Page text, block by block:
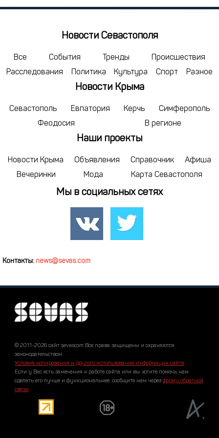
29 30 1
сегодня
Новости Севастополя
Все События Тренды
Происшествия
Расследования
Политика Культура Спорт Разное
Новости Крыма
Севастополь Евпатория Керчь
Симферополь
Феодосия
В регионе
Наши проекты
Новости Крыма Объявления Справочник
Афиша
Вечеринки
Мода Карта Севастополя
Мы в социальных сетях
Контакты: news@sevas.com
© 2011-2026 сайт sevascom Все права защищены и охраняются
законодательством.
Условия копирования и другого использования информации сайта.
Если у Вас есть замечания к работе сайта или вы хотите помочь нам
сделать его лучше и функциональнее, сообщите нам через форму обратной
связи